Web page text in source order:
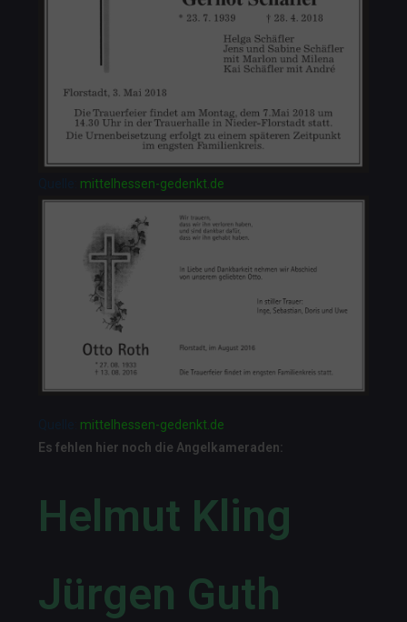
mittelhessen-gedenkt.de
mittelhessen-gedenkt.de
Es fehlen hier noch die Angelkameraden:
Helmut Kling
Jürgen Guth